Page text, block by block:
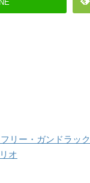
リー・ガンドラック
オ